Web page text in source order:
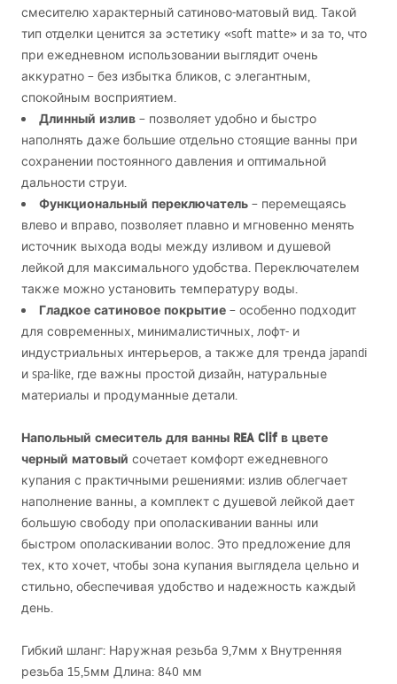
смесителю характерный сатиново-матовый вид. Такой
тип отделки ценится за эстетику «soft matte» и за то, что
при ежедневном использовании выглядит очень
аккуратно – без избытка бликов, с элегантным,
спокойным восприятием.
Длинный излив – позволяет удобно и быстро
наполнять даже большие отдельно стоящие ванны при
сохранении постоянного давления и оптимальной
дальности струи.
Функциональный переключатель – перемещаясь
влево и вправо, позволяет плавно и мгновенно менять
источник выхода воды между изливом и душевой
лейкой для максимального удобства. Переключателем
также можно установить температуру воды.
Гладкое сатиновое покрытие – особенно подходит
для современных, минималистичных, лофт- и
индустриальных интерьеров, а также для тренда japandi
и spa-like, где важны простой дизайн, натуральные
материалы и продуманные детали.
Напольный смеситель для ванны REA Clif в цвете
черный матовый сочетает комфорт ежедневного
купания с практичными решениями: излив облегчает
наполнение ванны, а комплект с душевой лейкой дает
большую свободу при ополаскивании ванны или
быстром ополаскивании волос. Это предложение для
тех, кто хочет, чтобы зона купания выглядела цельно и
стильно, обеспечивая удобство и надежность каждый
день.
Гибкий шланг: Наружная резьба 9,7мм x Внутренняя
резьба 15,5мм Длина: 840 мм